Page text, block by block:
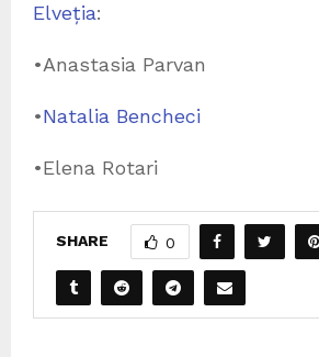
Elveția:
•Anastasia Parvan
•Natalia Bencheci
•Elena Rotari
SHARE 0